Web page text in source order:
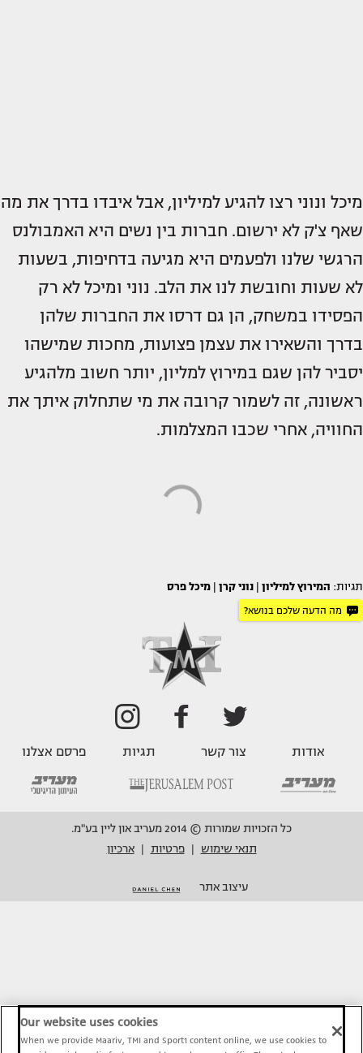
מיכל ונוני רצו להגיע למיליון, אבל איבדו בדרך את מה
שאף צ'ק לא ירשום. חברות בין נשים היא האמבולנס
הרגשי שלנו ולפעמים היא מגיעה בדחיפות, בשעות
לא שעות וחובשת לנו את הלב. נוני ומיכל לא רק
הפסידו במשחק, הן גם דרסו את החברות שלהן
בדרך והשאירו את עצמן פצועות, מחכות שמישהו
יסביר להן שגם במירוץ למליון, יותר חשוב מלהגיע
ראשונה, זה לשמור קרובה את מי שתחלוק איתך את
החוויה, אחרי שכבו המצלמות.
תגיות: המירוץ למיליון נוני קרן מיכל פרס
מה הדעה שלכם בנושא?
אודות צור קשר תגיות פרסם אצלנו
כל הזכויות שמורות © 2014 מעריב און ליין בע"מ.
תנאי שימוש
פרטיות ארכיון
עיצוב אתר
Our website uses cookies
When we provide Maariv, TMI and Sport1 content online, we use cookies to